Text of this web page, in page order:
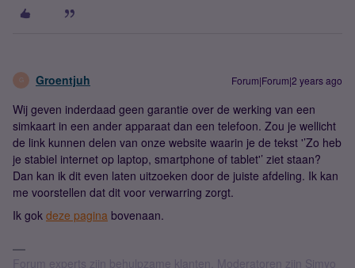
G Groentjuh Forum|Forum|2 years ago
Wij geven inderdaad geen garantie over de werking van een
simkaart in een ander apparaat dan een telefoon. Zou je wellicht
de link kunnen delen van onze website waarin je de tekst '’Zo heb
je stabiel internet op laptop, smartphone of tablet'’ ziet staan?
Dan kan ik dit even laten uitzoeken door de juiste afdeling. Ik kan
me voorstellen dat dit voor verwarring zorgt.
Ik gok deze pagina bovenaan.
Forum experts zijn behulpzame klanten. Moderatoren zijn Simyo